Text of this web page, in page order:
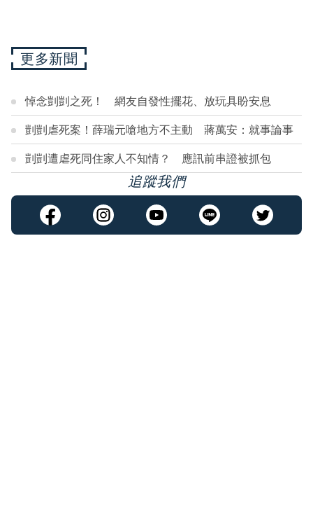
更多新聞
悼念剴剴之死！ 網友自發性擺花、放玩具盼安息
剴剴虐死案！薛瑞元嗆地方不主動 蔣萬安：就事論事
剴剴遭虐死同住家人不知情？ 應訊前串證被抓包
追蹤我們